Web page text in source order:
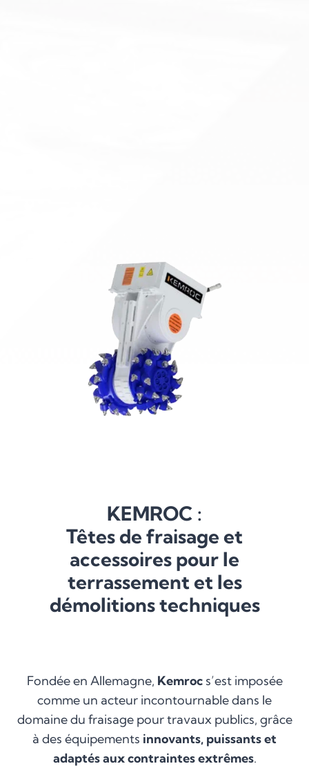
KEMROC :
Têtes de fraisage et
accessoires pour le
terrassement et les
démolitions techniques
Fondée en Allemagne, Kemrocs’est imposée
comme un acteur incontournable dans le
domaine du fraisage pour travaux publics, grâce
à des équipements innovants, puissants et
adaptés aux contraintes extrêmes.